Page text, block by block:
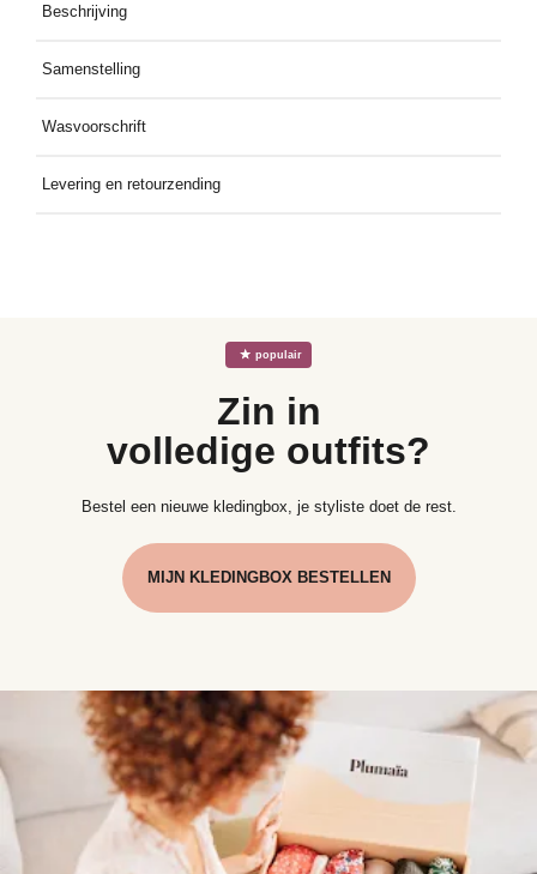
Beschrijving
biedt een comfortabele en elegante pasvorm voor de zomer.
Samenstelling
Wasvoorschrift
droogmachine drogen; aan de lucht laten drogen; strijken op
Levering en retourzending
☆ populair
Zin in
volledige outfits?
Bestel een nieuwe kledingbox, je styliste doet de rest.
MIJN KLEDINGBOX BESTELLEN